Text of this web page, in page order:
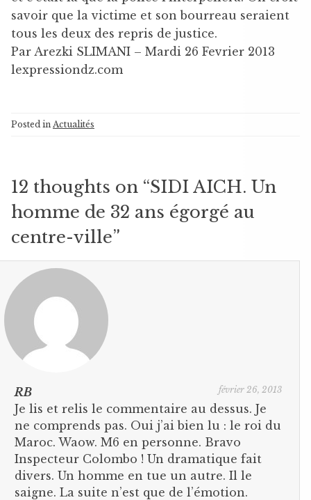
savoir que la victime et son bourreau seraient
tous les deux des repris de justice.
Par Arezki SLIMANI – Mardi 26 Fevrier 2013
lexpressiondz.com
Posted in Actualités
12 thoughts on “SIDI AICH. Un
homme de 32 ans égorgé au
centre-ville”
RB février 26, 2013
Je lis et relis le commentaire au dessus. Je
ne comprends pas. Oui j’ai bien lu : le roi du
Maroc. Waow. M6 en personne. Bravo
Inspecteur Colombo ! Un dramatique fait
divers. Un homme en tue un autre. Il le
saigne. La suite n’est que de l’émotion.